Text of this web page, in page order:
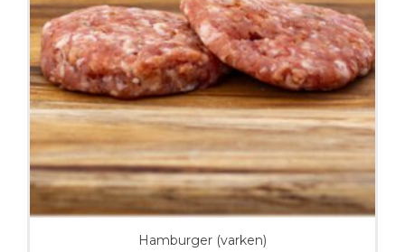
Hamburger (varken)